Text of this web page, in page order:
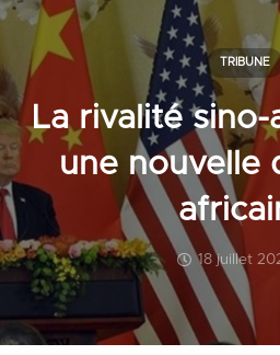
La rivalité sino-
une nouvelle
18 juillet
TRIBUNE